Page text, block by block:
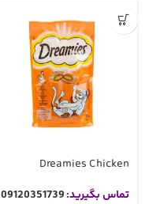
Dreamies Chicken
تماس بگیرید:09120351739